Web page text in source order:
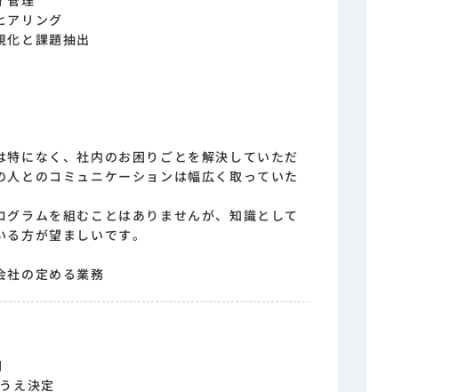
の興
後
ま
アリング
化と課題抽出
特になく、社内のお困りごとを解決していただ
人とのコミュニケーションは幅広く取っていた
グラムを組むことはありませんが、知識として
方が望ましいです。
社の定める業務
え決定